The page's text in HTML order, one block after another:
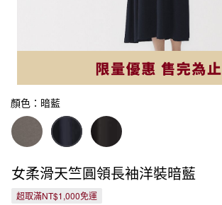
顏色：暗藍
女柔滑天竺圓領長袖洋裝暗藍
超取滿NT$1,000免運